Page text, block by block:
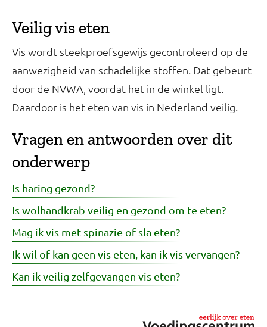
Veilig vis eten
Vis wordt steekproefsgewijs gecontroleerd op de
aanwezigheid van schadelijke stoffen. Dat gebeurt
door de NVWA, voordat het in de winkel ligt.
Daardoor is het eten van vis in Nederland veilig.
Vragen en antwoorden over dit
onderwerp
Is haring gezond?
Is wolhandkrab veilig en gezond om te eten?
Mag ik vis met spinazie of sla eten?
Ik wil of kan geen vis eten, kan ik vis vervangen?
Kan ik veilig zelfgevangen vis eten?